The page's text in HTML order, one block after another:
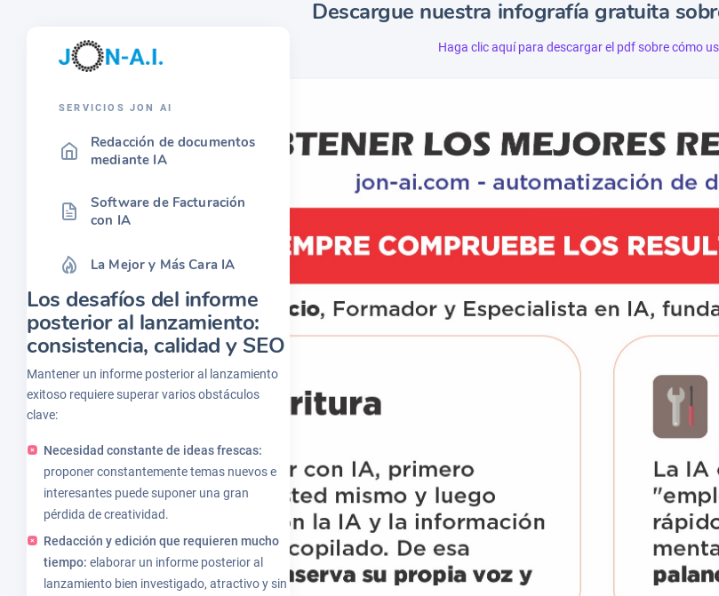
SERVICIOS JON AI
Redacción de documentos
mediante IA
Software de Facturación
con IA
La Mejor y Más Cara IA
Los desafíos del informe
posterior al lanzamiento:
consistencia, calidad y SEO
Mantener un informe posterior al lanzamiento
exitoso requiere superar varios obstáculos
clave:
Necesidad constante de ideas frescas:
proponer constantemente temas nuevos e
interesantes puede suponer una gran
pérdida de creatividad.
Redacción y edición que requieren mucho
tiempo: elaborar un informe posterior al
lanzamiento bien investigado, atractivo y sin
Descargue nuestra infografía gratuita
Haga clic aquí para descargar el pdf sobre cómo